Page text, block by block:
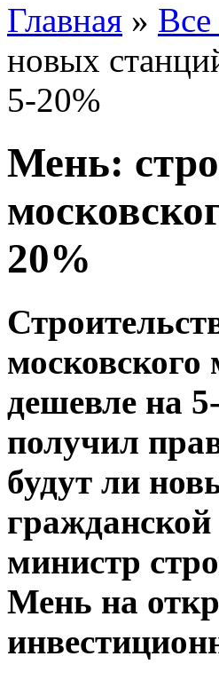
Главная » Все
новых
5-20%
Мень:
20%
московского
дешевле на
получил
будут ли
министр
Мень на